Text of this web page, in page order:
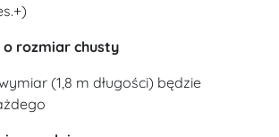
rozmiar chusty
(1,8 m długości) będzie